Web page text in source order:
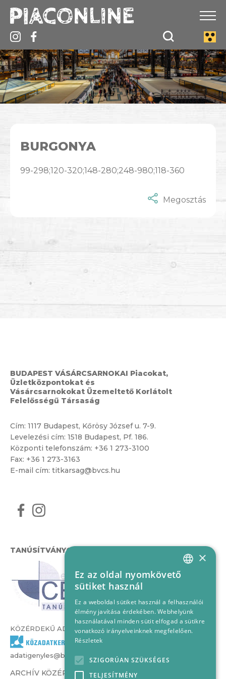
BURGONYA
99-298;120-320;148-280;248-980;118-360
Megosztás
BUDAPEST VÁSÁRCSARNOKAI Piacokat,
Üzletközpontokat és
Vásárcsarnokokat Üzemeltető Korlátolt
Felelősségű Társaság
Cím: 1117 Budapest, Kőrösy József u. 7-9.
Levelezési cím: 1518 Budapest, Pf. 186.
Központi telefonszám: +36 1 273-3100
Fax: +36 1 273-3163
E-mail cím: titkarsag@bvcs.hu
TANÚSÍTVÁNYOK
KÖZÉRDEKŰ ADATOK
adatigenyles@bvcs.hu
ARCHÍV KÖZÉRDEKŰ ADATOK –
HUNGARIAN
×
Ez az oldal nyomkövető
sütiket használ
Ez a weboldal sütiket használ a felhasználói
élmény javítása érdekében. Webhelyünk
használatával minden sütit elfogad a sütikre
vonatkozó irányelveinknek megfelelően.
Részletek
SZIGORÚAN SZÜKSÉGES
TELJESÍTMÉNY